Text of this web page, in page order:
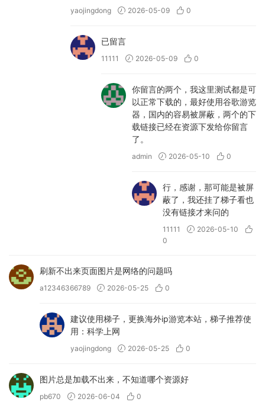
yaojingdong 2026-05-09 0
已留言
11111 2026-05-09 0
你留言的两个，我这里测试都是可
以正常下载的，最好使用谷歌游览
器，国内的容易被屏蔽，两个的下
载链接已经在资源下发给你留言
了。
admin 2026-05-10 0
行，感谢，那可能是被屏
蔽了，我还挂了梯子看也
没有链接才来问的
11111
2026-05-10
0
刷新不出来页面图片是网络的问题吗
a12346366789 2026-05-25 0
建议使用梯子，更换海外ip游览本站，梯子推荐使
用：科学上网
yaojingdong 2026-05-25 0
图片总是加载不出来，不知道哪个资源好
pb670 2026-06-04 0